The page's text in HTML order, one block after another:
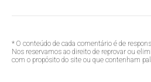
* O conteúdo de cada comentário é de
Nos reservamos ao direito de reprovar ou
com o propósito do site ou que contenham